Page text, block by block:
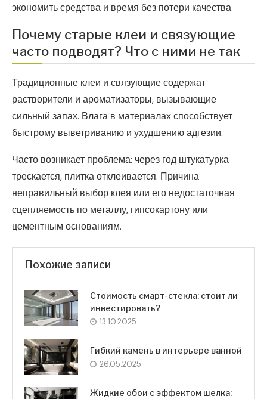
экономить средства и время без потери качества.
Почему старые клеи и связующие
часто подводят? Что с ними не так
Традиционные клеи и связующие содержат
растворители и ароматизаторы, вызывающие
сильный запах. Влага в материалах способствует
быстрому выветриванию и ухудшению адгезии.
Часто возникает проблема: через год штукатурка
трескается, плитка отклеивается. Причина
неправильный выбор клея или его недостаточная
сцепляемость по металлу, гипсокартону или
цементным основаниям.
Похожие записи
Стоимость смарт-стекла: стоит ли
инвестировать?
13.10.2025
Гибкий камень в интерьере ванной
26.05.2025
Жидкие обои с эффектом шелка: